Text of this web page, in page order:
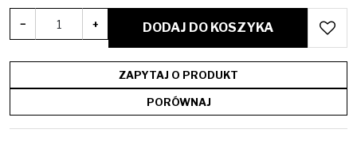
− + DODAJ DO KOSZYKA
ZAPYTAJ O PRODUKT
PORÓWNAJ